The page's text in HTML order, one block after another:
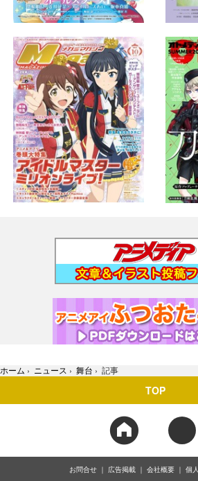
ホーム › ニュース › 舞台 › 記事
TOP
お問合せ 広告掲載 会社概要 個